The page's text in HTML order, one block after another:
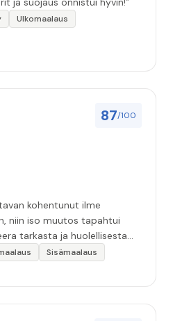
Ulkomaalaus
87/100
kohentunut ilme
niin iso muutos tapahtui
tarkasta ja huolellisesta
palvelusta!”Sisämaalaus